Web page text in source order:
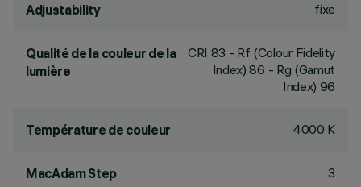
Adjustability fixe
Qualité de la couleur de la
lumière
CRI 83 - Rf (Colour Fidelity
Index) 86 - Rg (Gamut
Index) 96
Température de couleur 4000 K
MacAdam Step 3